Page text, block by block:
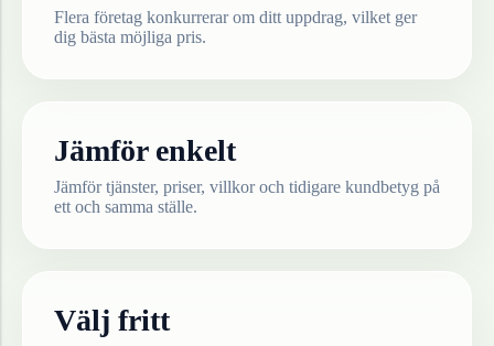
Flera företag konkurrerar om ditt uppdrag, vilket ger
dig bästa möjliga pris.
Jämför enkelt
Jämför tjänster, priser, villkor och tidigare kundbetyg på
ett och samma ställe.
Välj fritt